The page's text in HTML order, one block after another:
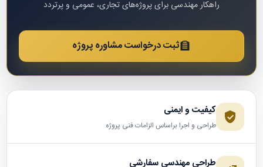
راهکار مهندسی برای پروژه‌های تجاری، عمومی و پرتردد
ثبت درخواست مشاوره پروژه
کیفیت و ایمنی
طراحی و اجرا براساس الزامات فنی پروژه
طراحی مهندسی سفارشی